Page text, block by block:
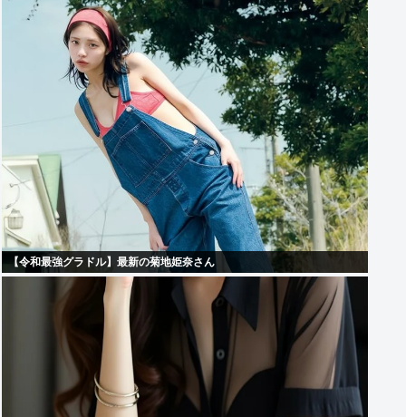
【令和最強グラドル】最新の菊地姫奈さん